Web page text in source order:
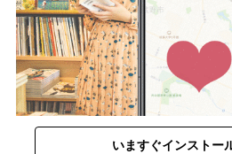
いますぐインストー